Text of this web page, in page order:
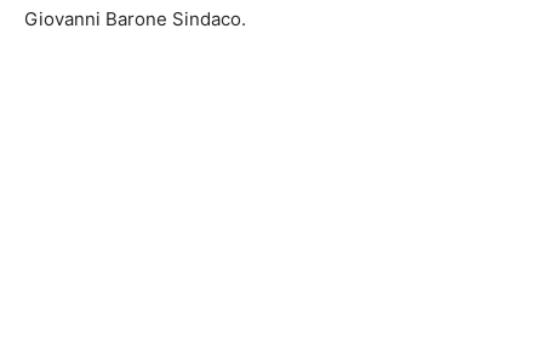
Giovanni Barone Sindaco.